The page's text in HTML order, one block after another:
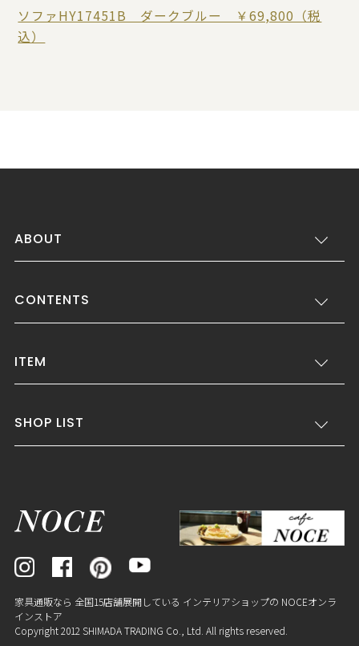
ソファHY17451B ダークブルー ￥69,800（税
込）
ABOUT
CONTENTS
ITEM
SHOP LIST
家具通販なら 全国15店舗展開している インテリアショップの NOCEオンラ
インストア
Copyright 2012 SHIMADA TRADING Co., Ltd. All rights reserved.